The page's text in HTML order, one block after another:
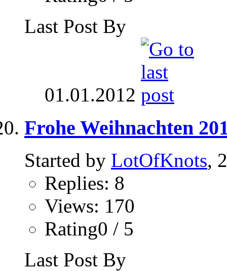
Last Post By
01.01.2012
Frohe Weihnachten
Started by LotOfKnots,
Replies: 8
Views: 170
Rating0 / 5
Last Post By